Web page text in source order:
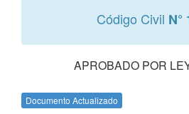
Código Civil N°
APROBADO POR
Documento Actualizado